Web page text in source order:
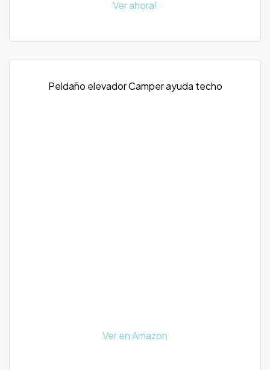
Ver ahora!
Peldaño elevador Camper ayuda techo
Ver en Amazon